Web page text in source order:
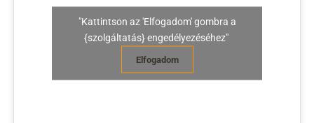
"Kattintson az 'Elfogadom' gombra a
{szolgáltatás} engedélyezéséhez"
Elfogadom